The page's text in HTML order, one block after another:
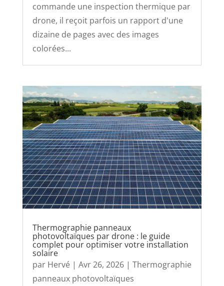
commande une inspection thermique par
drone, il reçoit parfois un rapport d'une
dizaine de pages avec des images
colorées...
Thermographie panneaux
photovoltaïques par drone : le guide
complet pour optimiser votre installation
solaire
par Hervé| Avr 26, 2026| Thermographie
panneaux photovoltaïques